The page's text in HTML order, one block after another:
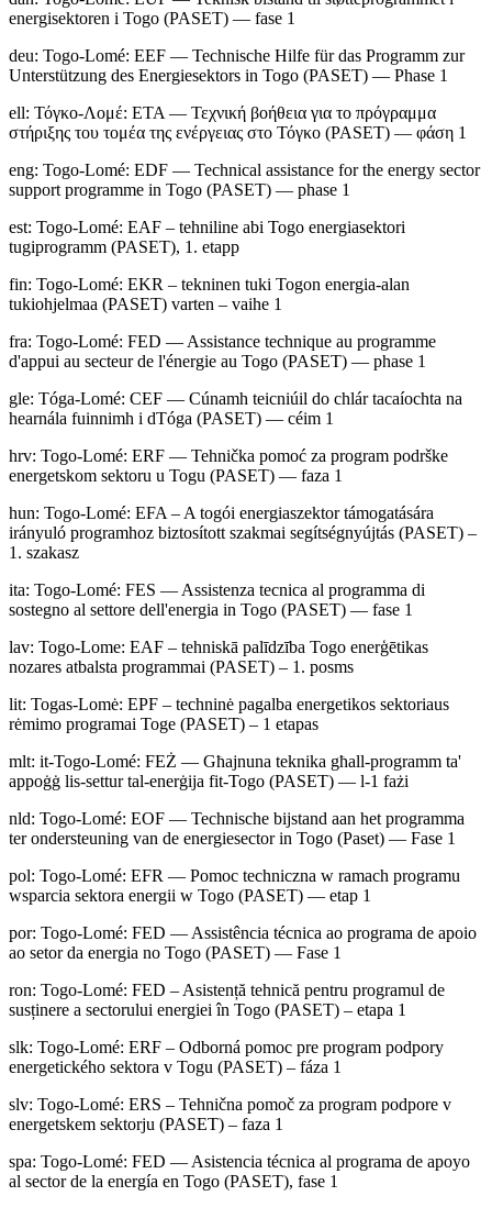
energisektoren i Togo (PASET) — fase 1
deu: Togo-Lomé: EEF — Technische Hilfe für das Programm zur
Unterstützung des Energiesektors in Togo (PASET) — Phase 1
ell: Τόγκο-Λομέ: ΕΤΑ — Τεχνική βοήθεια για το πρόγραμμα
στήριξης του τομέα της ενέργειας στο Τόγκο (PASET) — φάση 1
eng: Togo-Lomé: EDF — Technical assistance for the energy sector
support programme in Togo (PASET) — phase 1
est: Togo-Lomé: EAF – tehniline abi Togo energiasektori
tugiprogramm (PASET), 1. etapp
fin: Togo-Lomé: EKR – tekninen tuki Togon energia-alan
tukiohjelmaa (PASET) varten – vaihe 1
fra: Togo-Lomé: FED — Assistance technique au programme
d'appui au secteur de l'énergie au Togo (PASET) — phase 1
gle: Tóga-Lomé: CEF — Cúnamh teicniúil do chlár tacaíochta na
hearnála fuinnimh i dTóga (PASET) — céim 1
hrv: Togo-Lomé: ERF — Tehnička pomoć za program podrške
energetskom sektoru u Togu (PASET) — faza 1
hun: Togo-Lomé: EFA – A togói energiaszektor támogatására
irányuló programhoz biztosított szakmai segítségnyújtás (PASET) –
1. szakasz
ita: Togo-Lomé: FES — Assistenza tecnica al programma di
sostegno al settore dell'energia in Togo (PASET) — fase 1
lav: Togo-Lome: EAF – tehniskā palīdzība Togo enerģētikas
nozares atbalsta programmai (PASET) – 1. posms
lit: Togas-Lomė: EPF – techninė pagalba energetikos sektoriaus
rėmimo programai Toge (PASET) – 1 etapas
mlt: it-Togo-Lomé: FEŻ — Għajnuna teknika għall-programm ta'
appoġġ lis-settur tal-enerġija fit-Togo (PASET) — l-1 fażi
nld: Togo-Lomé: EOF — Technische bijstand aan het programma
ter ondersteuning van de energiesector in Togo (Paset) — Fase 1
pol: Togo-Lomé: EFR — Pomoc techniczna w ramach programu
wsparcia sektora energii w Togo (PASET) — etap 1
por: Togo-Lomé: FED — Assistência técnica ao programa de apoio
ao setor da energia no Togo (PASET) — Fase 1
ron: Togo-Lomé: FED – Asistență tehnică pentru programul de
susținere a sectorului energiei în Togo (PASET) – etapa 1
slk: Togo-Lomé: ERF – Odborná pomoc pre program podpory
energetického sektora v Togu (PASET) – fáza 1
slv: Togo-Lomé: ERS – Tehnična pomoč za program podpore v
energetskem sektorju (PASET) – faza 1
spa: Togo-Lomé: FED — Asistencia técnica al programa de apoyo
al sector de la energía en Togo (PASET), fase 1